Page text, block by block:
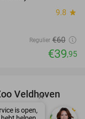
9.8 star
Regulier €60
€39,95
26%
Veldhoven
9.4star